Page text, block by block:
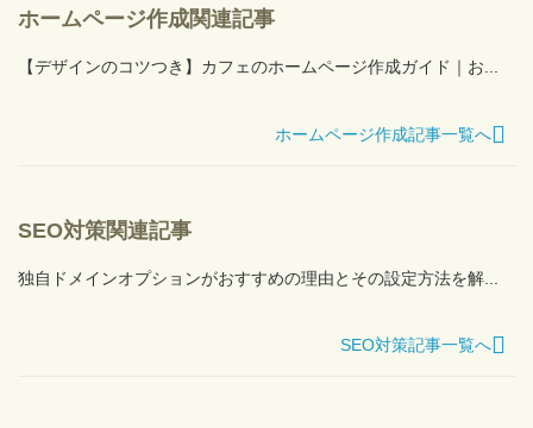
ホームページ作成関連記事
【デザインのコツつき】カフェのホームページ作成ガイド｜お...
ホームページ作成記事一覧へ
SEO対策関連記事
独自ドメインオプションがおすすめの理由とその設定方法を解...
SEO対策記事一覧へ